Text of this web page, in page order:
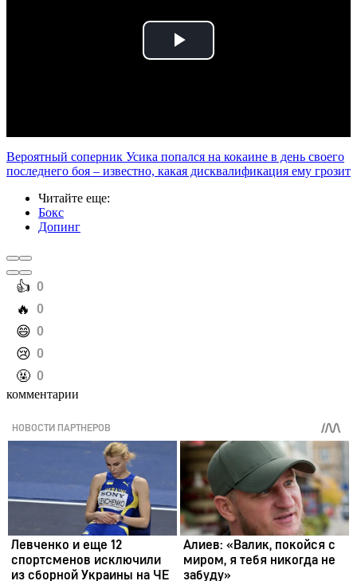
Play
Вероятный соперник Усика попался на кокаине в день своего
последнего боя – известно, какая дисквалификация ему грозит
Читайте еще:
Бокс
Допинг
️👍 0
️🔥 0
️😄 0
️😢 0
️🤬 0
комментарии